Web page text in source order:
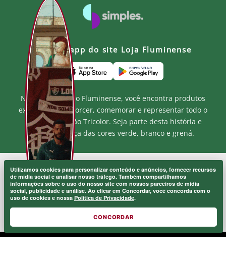
Utilizamos cookies para personalizar conteúdo e anúncios, fornecer recursos
de mídia social e analisar nosso tráfego. Também compartilhamos
informações sobre o uso do nosso site com nossos parceiros de mídia
social, publicidade e análise. Ao clicar em Concordar, você concorda com o
uso de cookies e nossa Política de Privacidade.
CONCORDAR
Na Loja Oficial do Fluminense, você encontra produtos
exclusivos para torcer, comemorar e representar todo o
orgulho e paixão Tricolor. Seja parte desta história e
mostre a força das cores verde, branco e grená.
Baixe o app do site Loja Fluminense
MF MARKETPLACE LTDA - CNPJ.: 52.848.001/0001-94
Rua Jose de Figueiredo - Barra da Tijuca - RJ CEP: 22793-170
Atendimento ao Cliente: atendimento@lojaflu.com.br / (21) 98808-
9954
Atendimento de 8:00h as 12:00h e 14:00h as 17:00h de segunda a
sexta.